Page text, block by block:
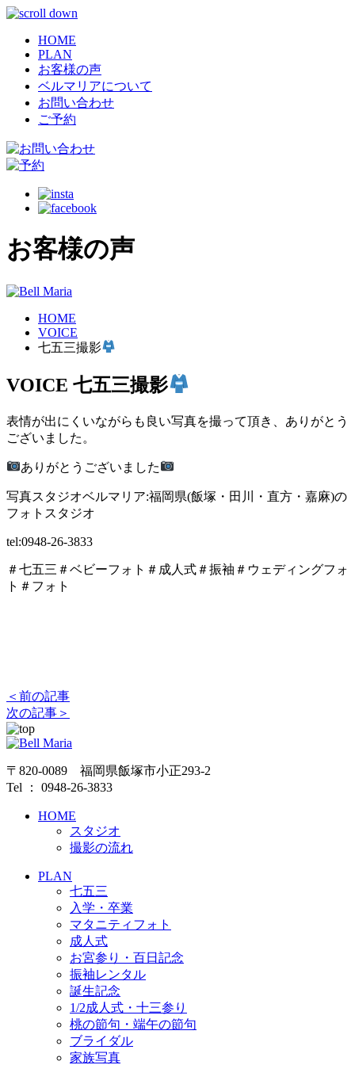
HOME
PLAN
お客様の声
ベルマリアについて
お問い合わせ
ご予約
お客様の声
HOME
VOICE
七五三撮影
VOICE 七五三撮影
表情が出にくいながらも良い写真を撮って頂き、ありがとう
ございました。
ありがとうございました
写真スタジオベルマリア:福岡県(飯塚・田川・直方・嘉麻)の
フォトスタジオ
tel:0948-26-3833
＃七五三＃ベビーフォト＃成人式＃振袖＃ウェディングフォ
ト＃フォト
＜前の記事
次の記事＞
〒820-0089 福岡県飯塚市小正293-2
Tel ： 0948-26-3833
HOME
スタジオ
撮影の流れ
PLAN
七五三
入学・卒業
マタニティフォト
成人式
お宮参り・百日記念
振袖レンタル
誕生記念
1/2成人式・十三参り
桃の節句・端午の節句
ブライダル
家族写真